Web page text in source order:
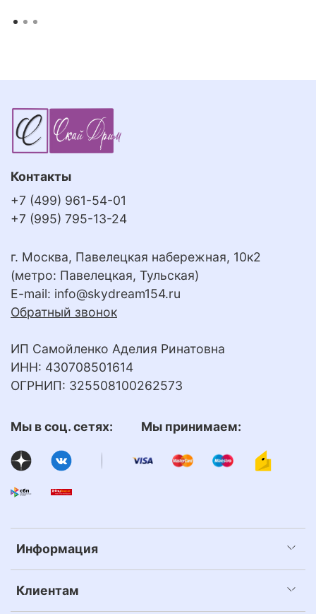
Информация
Клиентам
Контакты
+7 (499) 961-54-01
+7 (995) 795-13-24
г. Москва, Павелецкая набережная, 10к2
(метро: Павелецкая, Тульская)
E-mail: info@skydream154.ru
Обратный звонок
ИП Самойленко Аделия Ринатовна
ИНН: 430708501614
ОГРНИП: 325508100262573
Мы в соц. сетях: Мы принимаем: